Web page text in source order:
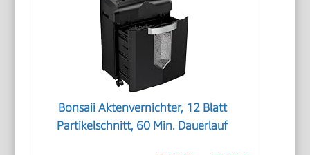
Bonsaii Aktenvernichter, 12 Blatt
Partikelschnitt, 60 Min. Dauerlauf